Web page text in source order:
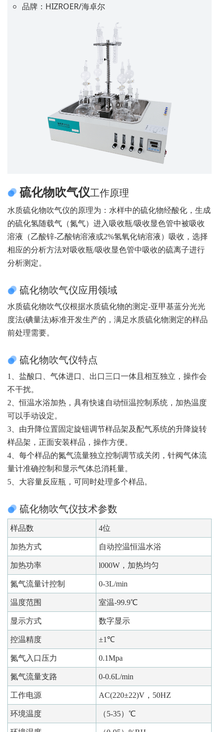
品牌：HIZROER/海卓尔
硫化物吹气仪工作原理
水质硫化物吹气仪的原理为：水样中的硫化物经酸化，生成
的硫化氢随载气（氮气）进入吸收瓶/吸收显色管中被吸收
溶液（乙酸锌-乙酸钠溶液或2%氢氧化钠溶液）吸收，选择
相应的分析方法对吸收瓶/吸收显色管中吸收的硫离子进行
分析测定。
硫化物吹气仪应用领域
水质硫化物吹气仪根据水质硫化物的测定-亚甲基蓝分光光
度法(碘量法)标准开发生产的，满足水质硫化物测定的样品
前处理需要。
硫化物吹气仪特点
1、盐酸口、气体进口、出口三口一体且相互独立，操作会
不干扰。
2、恒温水浴加热，具有快速自动恒温控制系统，加热温度
可以手动设定。
3、由升降位置固定旋钮调节样品架及配气系统的升降旋转
样品架，正面安装样品，操作方便。
4、每个样品的氮气流量独立控制调节或关闭，针阀气体流
量计准确控制和显示气体总消耗量。
5、大容量反应瓶，可同时处理多个样品。
硫化物吹气仪技术参数
样品数 4位
加热方式 自动控温恒温水浴
加热功率 l000W，加热均匀
氮气流量计控制 0-3L/min
温度范围 室温-99.9℃
显示方式 数字显示
控温精度 ±1℃
氮气入口压力 0.1Mpa
氮气流量支路 0-0.6L/min
工作电源 AC(220±22)V，50HZ
环境温度 （5-35）℃